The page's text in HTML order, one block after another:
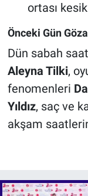
ortası
Önceki Gün
Dün sabah
Aleyna Tilki,
fenomenleri
Yıldız, saç ve
akşam